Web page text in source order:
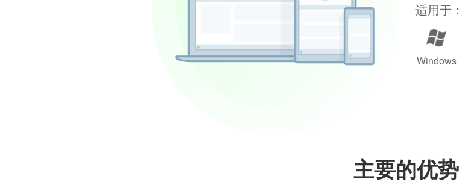
适用于：
Windows
主要的优势